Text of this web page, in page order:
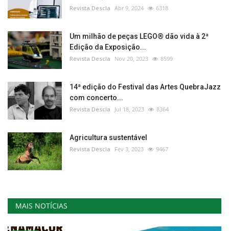
Revista Descla Abr 9, 2024 6318
Um milhão de peças LEGO® dão vida à 2ª
Edição da Exposição...
Revista Descla Nov 20, 2023 8599
14ª edição do Festival das Artes QuebraJazz
com concerto...
Revista Descla Jul 18, 2023 8364
Agricultura sustentável
Revista Descla Fev 3, 2023 9467
MAIS NOTÍCIAS